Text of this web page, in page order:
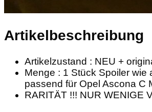
Artikelbeschreibung
Artikelzustand : NEU +
Menge : 1 Stück Spoiler wie
passend für Opel Ascona C
RARITÄT !!! NUR WENIGE